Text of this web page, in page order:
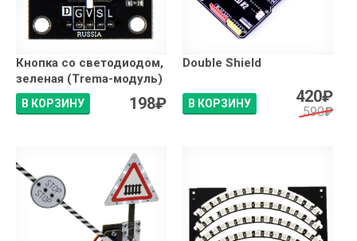
Кнопка со светодиодом,
зеленая (Trema-модуль)
В КОРЗИНУ 198₽
Double Shield
В КОРЗИНУ 420₽
590₽